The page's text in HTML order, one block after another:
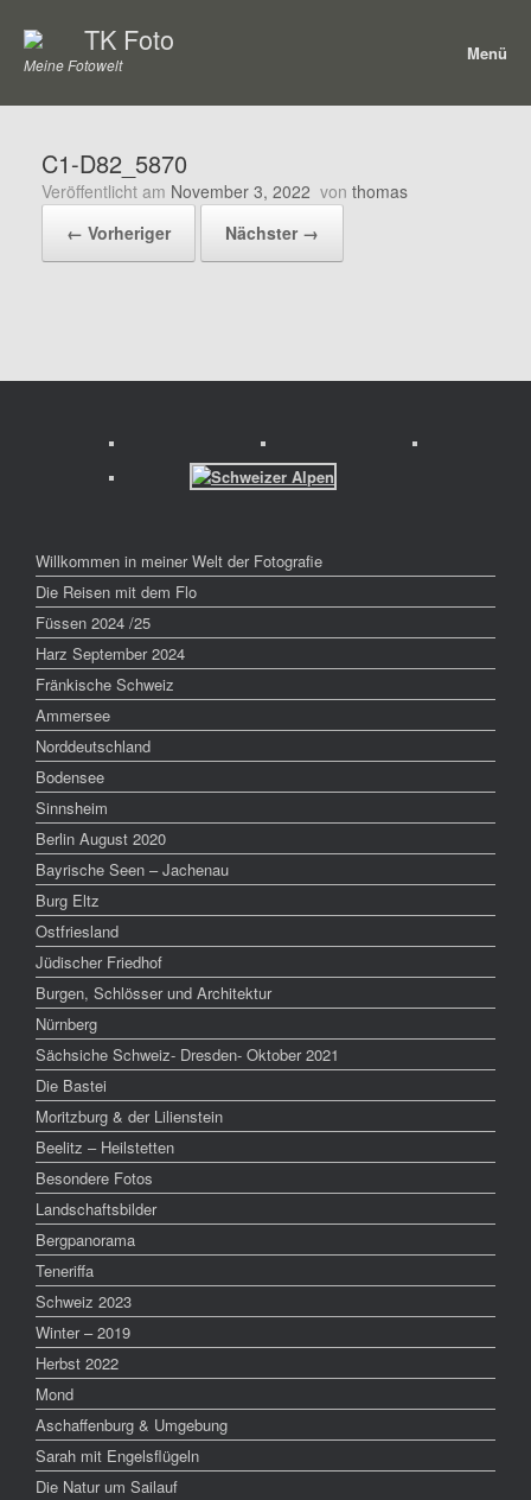
Inhalt
springen
TK Foto
Meine Fotowelt
Menü
C1-D82_5870
Veröffentlicht am November 3, 2022 von thomas
← Vorheriger
Nächster →
Willkommen in meiner Welt der Fotografie
Die Reisen mit dem Flo
Füssen 2024 /25
Harz September 2024
Fränkische Schweiz
Ammersee
Norddeutschland
Bodensee
Sinnsheim
Berlin August 2020
Bayrische Seen – Jachenau
Burg Eltz
Ostfriesland
Jüdischer Friedhof
Burgen, Schlösser und Architektur
Nürnberg
Sächsiche Schweiz- Dresden- Oktober 2021
Die Bastei
Moritzburg & der Lilienstein
Beelitz – Heilstetten
Besondere Fotos
Landschaftsbilder
Bergpanorama
Teneriffa
Schweiz 2023
Winter – 2019
Herbst 2022
Mond
Aschaffenburg & Umgebung
Sarah mit Engelsflügeln
Die Natur um Sailauf